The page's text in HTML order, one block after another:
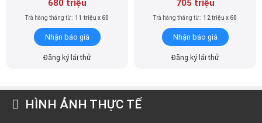
680 triệu
Trả hàng tháng từ: 11 triệu x 60
Nhận báo giá
Đăng ký lái thử
705 triệu
Trả hàng tháng từ: 12 triệu x 60
Nhận báo giá
Đăng ký lái thử
HÌNH ẢNH THỰC TẾ